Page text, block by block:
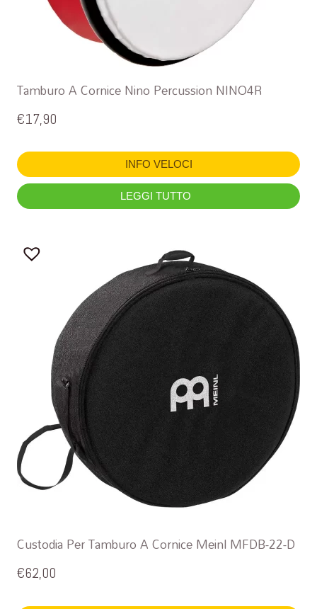
Tamburo A Cornice Nino Percussion NINO4R
€17,90
INFO VELOCI
LEGGI TUTTO
Custodia Per Tamburo A Cornice Meinl MFDB-22-D
€62,00